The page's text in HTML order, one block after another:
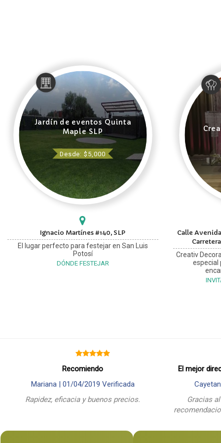
Jardín de eventos Quinta
Maple SLP
Desde: $5,000
Ignacio Martínes #140, SLP
El lugar perfecto para festejar en San Luis
Potosí
DÓNDE FESTEJAR
Calle
Creativ
especial
Recomiendo
Mariana | 01/04/2019 Verificada
Rapidez, eficacia y buenos precios.
El mejor
Gracias